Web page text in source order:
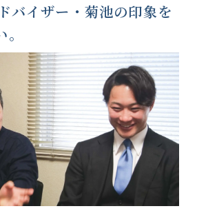
バイザー・菊池の印象を